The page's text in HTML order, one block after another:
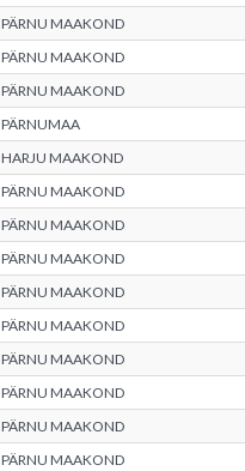
PÄRNU MAAKOND
PÄRNU MAAKOND
PÄRNU MAAKOND
PÄRNUMAA
HARJU MAAKOND
PÄRNU MAAKOND
PÄRNU MAAKOND
PÄRNU MAAKOND
PÄRNU MAAKOND
PÄRNU MAAKOND
PÄRNU MAAKOND
PÄRNU MAAKOND
PÄRNU MAAKOND
PÄRNU MAAKOND